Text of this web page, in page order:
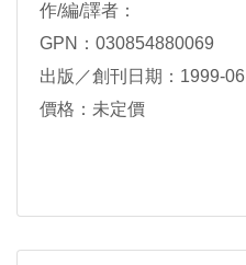
作/編/譯者：
GPN：030854880069
出版／創刊日期：1999-06
價格：未定價